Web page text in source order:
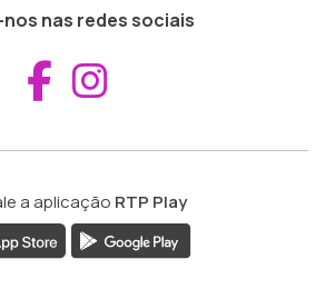
nas redes sociais
Aceder ao
a aplicação RTP Play